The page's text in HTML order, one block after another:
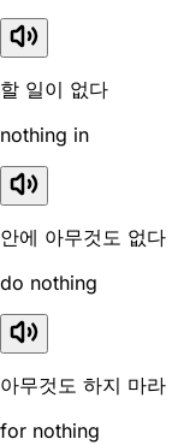
할 일이 없다
nothing in
안에 아무것도 없다
do nothing
아무것도 하지 마라
for nothing